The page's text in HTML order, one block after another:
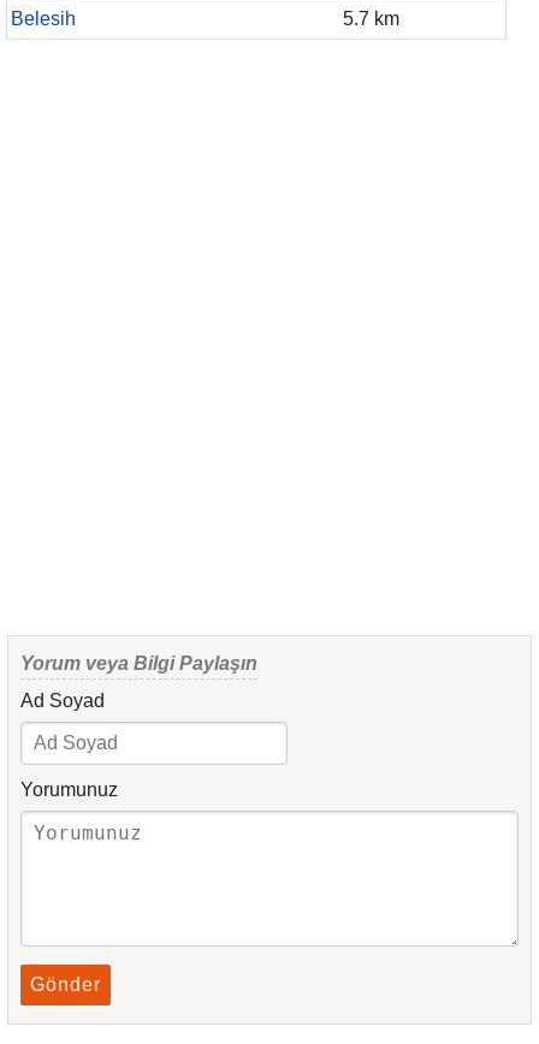
Belesih
5.7 km
Yorum veya Bilgi Paylaşın
Ad Soyad
Yorumunuz
Gönder